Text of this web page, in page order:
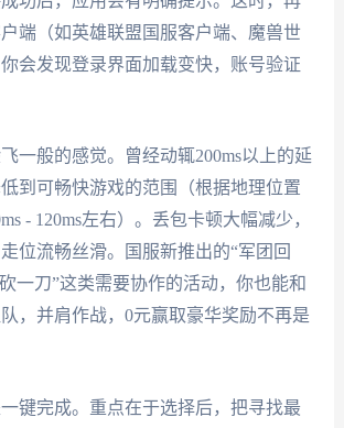
端（如英雄联盟国服客户端、魔兽世
会发现登录界面加载变快，账号验证
一般的感觉。曾经动辄200ms以上的延
到可畅快游戏的范围（根据地理位置
- 120ms左右）。丢包卡顿大幅减少，
位流畅丝滑。国服新推出的“军团回
一刀”这类需要协作的活动，你也能和
，并肩作战，0元赢取豪华奖励不再是
键完成。重点在于选择后，把寻找最